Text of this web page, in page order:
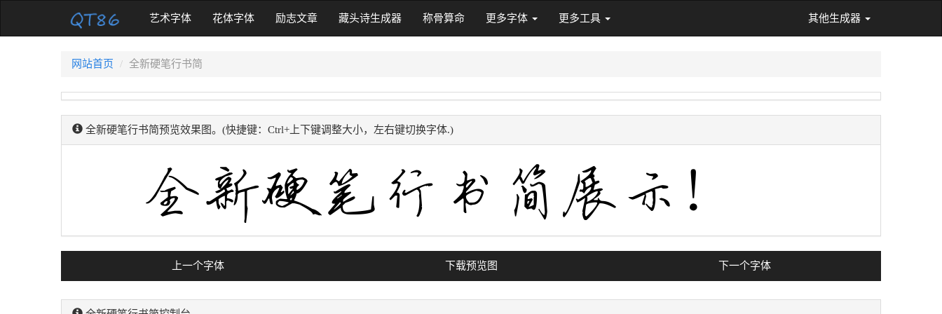
艺术字体(current)花体字体 励志文章 藏头诗生成器 称骨算命 更多字体 更多工具 其他生成器
网站首页 全新硬笔行书简
全新硬笔行书简预览效果图。(快捷键：Ctrl+上下键调整大小，左右键切换字体.)
上一个字体 下载预览图 下一个字体